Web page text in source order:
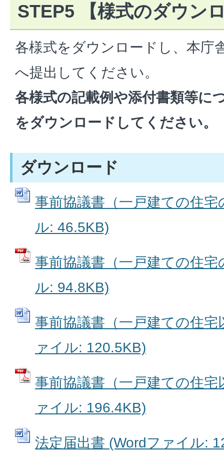
STEP5 【様式のダウン
各様式をダウンロードし、本庁
へ提出してください。
各様式の記載例や添付書類等に
をダウンロードしてください。
ダウンロード
事前協議書（一戸建ての住
ル: 46.5KB)
事前協議書（一戸建ての住
ル: 94.8KB)
事前協議書（一戸建ての住宅
ァイル: 120.5KB)
事前協議書（一戸建ての住
ァイル: 196.4KB)
法定届出書 (Wordファイル: